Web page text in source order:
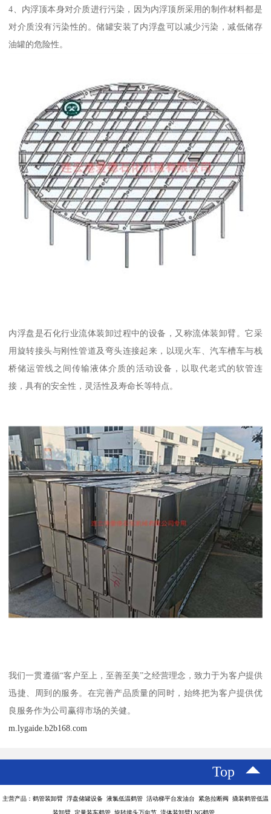
4、内浮顶本身对介质进行污染，因为内浮顶所采用的制作材料都是
对介质没有污染性的。储罐安装了内浮盘可以减少污染，减低储存
油罐的危险性。
内浮盘是石化行业流体装卸过程中的设备，又称流体装卸臂。它采
用旋转接头与刚性管道及弯头连接起来，以现火车、汽车槽车与栈
桥储运管线之间传输液体介质的活动设备，以取代老式的软管连
接，具有的安全性，灵活性及寿命长等特点。
我们一贯遵循“客户至上，至善至美”之经营理念，致力于为客户提供
迅捷、周到的服务。在完善产品质量的同时，始终把为客户提供优
良服务作为公司赢得市场的关健。
m.lygaide.b2b168.com
Top
主营产品：鹤管装卸臂 浮盘储罐设备 液氯低温鹤管 活动梯平台发油台 紧急拉断阀 撬装鹤管低温
装卸臂 定量装车鹤管 旋转接头万向节 流体装卸臂LNG鹤管